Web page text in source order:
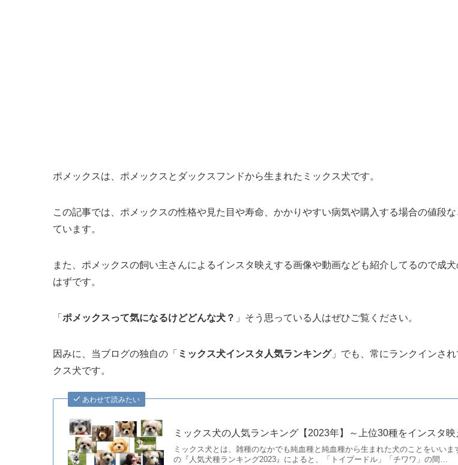
ポメックスは、ポメックスとダックスフンドから生まれたミックス犬です。
この記事では、ポメックスの性格や見た目や寿命、かかりやすい病気や購入する場合の値段
ています。
また、ポメックスの飼い主さんによるインスタ映えする画像や動画なども紹介してるので成
はずです。
「 ポメックスって気になるけどどんな犬？ 」そう思っている人はぜひご覧ください。
因みに、当ブログの独自の「 ミックス犬インスタ人気ランキング」でも、常にランクインさ
クス犬です。
あわせて読みたい
ミックス犬の人気ランキング【2023年】～上位30種をインスタ
ミックス犬とは、雑種のなかでも純血種と純血種から生まれた犬のことをいいま
の『人気犬種ランキング2023』によると、「トイプードル」「チワワ」の間…